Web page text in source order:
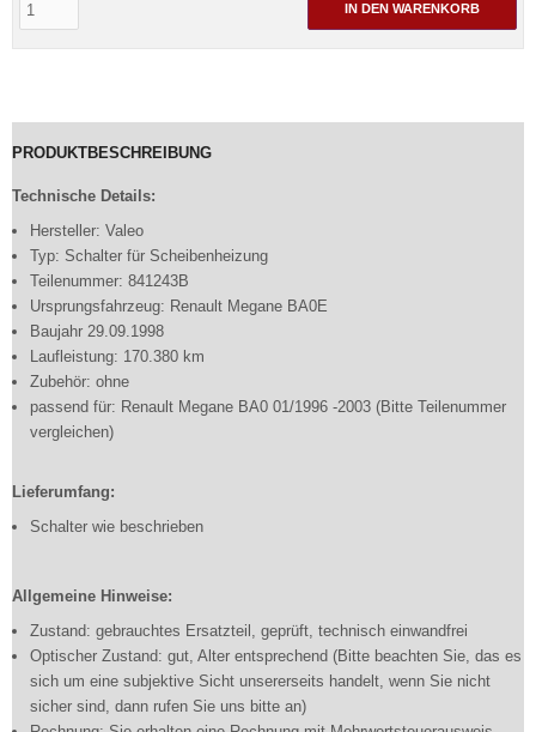
IN DEN WARENKORB
PRODUKTBESCHREIBUNG
Technische Details:
Hersteller: Valeo
Typ: Schalter für Scheibenheizung
Teilenummer: 841243B
Ursprungsfahrzeug: Renault Megane BA0E
Baujahr 29.09.1998
Laufleistung: 170.380 km
Zubehör: ohne
passend für: Renault Megane BA0 01/1996 -2003 (Bitte Teilenummer
vergleichen)
Lieferumfang:
Schalter wie beschrieben
Allgemeine Hinweise:
Zustand: gebrauchtes Ersatzteil, geprüft, technisch einwandfrei
Optischer Zustand: gut, Alter entsprechend (Bitte beachten Sie, das es
sich um eine subjektive Sicht unsererseits handelt, wenn Sie nicht
sicher sind, dann rufen Sie uns bitte an)